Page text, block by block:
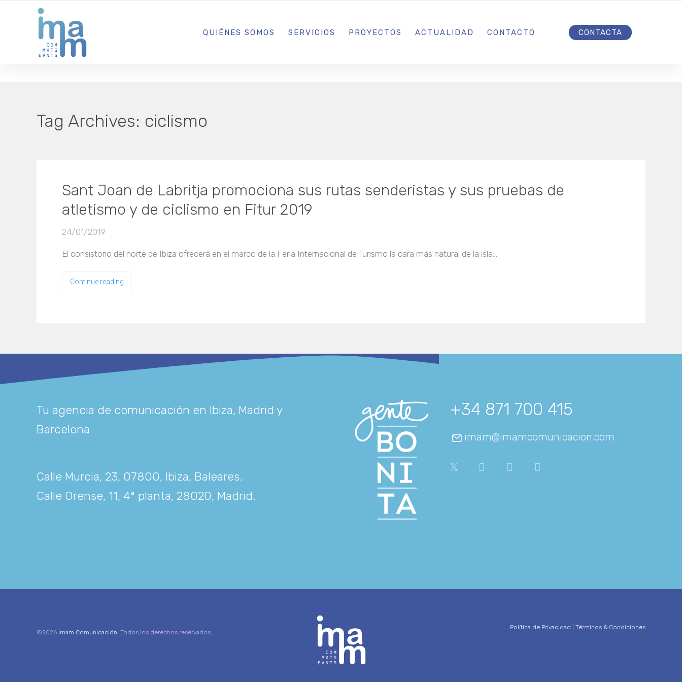
AGENCIA CREATIVA DE COMUNICACIÓN Y ESTRATEGIA DIGITAL IBIZA · MADRID · BARCELONA
QUIÉNES SOMOS SERVICIOS PROYECTOS ACTUALIDAD CONTACTO CONTACTA
Tag Archives: ciclismo
Sant Joan de Labritja promociona sus rutas senderistas y sus pruebas de
atletismo y de ciclismo en Fitur 2019
24/01/2019
El consistorio del norte de Ibiza ofrecerá en el marco de la Feria Internacional de Turismo la cara más natural de la isla…
Continue reading
Tu agencia de comunicación en Ibiza, Madrid y
Barcelona
Calle Murcia, 23, 07800, Ibiza, Baleares.
Calle Orense, 11, 4ª planta, 28020, Madrid.
+34 871 700 415
imam@imamcomunicacion.com
©2026 Imam Comunicación. Todos los derechos reservados.
Política de Privacidad Términos & Condiciones